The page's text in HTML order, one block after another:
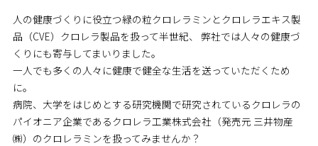
人の健康づくりに役立つ緑の粒クロレラミンとクロレラエキス製
品（CVE）クロレラ製品を扱って半世紀、 弊社では人々の健康づ
くりにも寄与してまいりました。
一人でも多くの人々に健康で健全な生活を送っていただくため
に。
病院、大学をはじめとする研究機関で研究されているクロレラの
パイオニア企業であるクロレラ工業株式会社（発売元 三井物産
㈱）のクロレラミンを扱ってみませんか？